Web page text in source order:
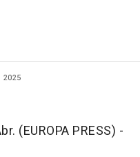
(EUROPA PRESS) -